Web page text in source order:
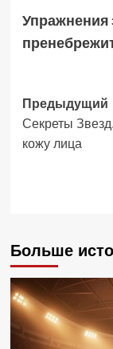
Упражнения
записи
Предыдущий
Секреты
кожу лица
Больше